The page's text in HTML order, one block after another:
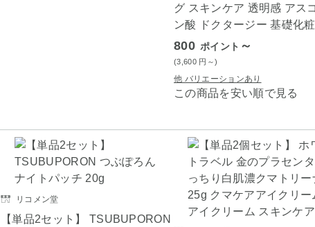
グ スキンケア 透明感 アス
ン酸 ドクタージー 基礎化
800 ポイント ～
(3,600 円 ～)
他 バリエーションあり
この商品を安い順で見る
リコメン堂
【単品2セット】 TSUBUPORON